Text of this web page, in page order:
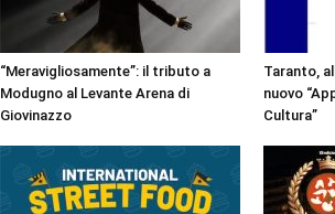
“Meravigliosamente”: il tributo a
Modugno al Levante Arena di
Giovinazzo
Taranto,
nuovo
Cultura”